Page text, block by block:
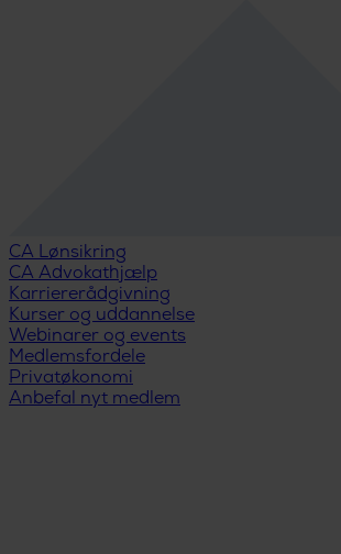
CA Lønsikring
CA Advokathjælp
Karriererådgivning
Kurser og uddannelse
Webinarer og events
Medlemsfordele
Privatøkonomi
Anbefal nyt medlem